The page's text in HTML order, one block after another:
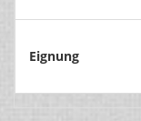
Eignung